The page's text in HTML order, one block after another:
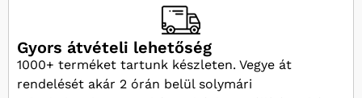
Gyors átvételi lehetőség
1000+ terméket tartunk készleten. Vegye át
rendelését akár 2 órán belül solymári